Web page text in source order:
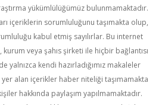
yükümlülüğümüz bulunmamaktadır.
içeriklerin sorumluluğunu taşımakta olup,
kabul etmiş sayılırlar. Bu internet
veya şahıs şirketi ile hiçbir bağlantısı
yalnızca kendi hazırladığımız makaleler
yer alan içerikler haber niteliği taşımamakta
hakkında paylaşım yapılmamaktadır.